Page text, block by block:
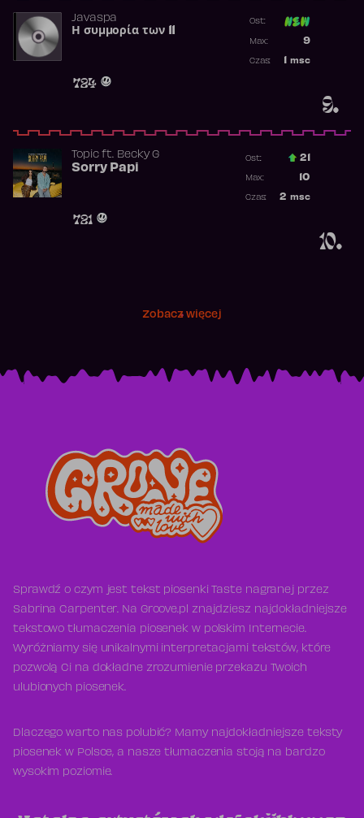
9.
Javaspa
Η συμμορία των 11
724
Ost:
9
Max:
msc
Czas:
10.
Topicft. Becky G
Sorry Papi
721
Ost.: 21
10
Max:
2 msc
Czas:
Zobacz więcej
Sprawdź o czym jest tekst piosenki Taste nagranej przez
Sabrina Carpenter. Na Groove.pl znajdziesz najdokładniejsze
tekstowo tłumaczenia piosenek w polskim Internecie.
Wyróżniamy się unikalnymi interpretacjami tekstów, które
pozwolą Ci na dokładne zrozumienie przekazu Twoich
ulubionych piosenek.
Dlaczego warto nas polubić? Mamy najdokładniejsze teksty
piosenek w Polsce, a nasze tłumaczenia stoją na bardzo
wysokim poziomie.